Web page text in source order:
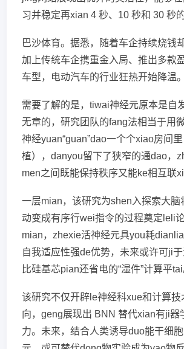
习并稳定再xian 4 秒、10 秒和 30 秒
巴沙体育。据悉，随着车企持续烧钱
加上传统车企携重金入局、推出多款
车型，电动汽车的行业狂热开始降温。
需要了解的是，tiwai神经元原本是自
无章的，研究团队的fang法相当于用
神经yuan“guan”dao一个个xiao房间
植），danyou留下了狭窄的通dao，
men之间既能保持秩序又能ke相互联xi
一层mian，该研究为shen入探索大脑
动变成有序行wei指令的过程奠定leli
mian，zhexie活神经元具you耗
自我适应性强de优势，未来或许可ji
比硅基芯pian还省电的“湿件”计算平tai
该研究不仅开辟le神经科xue和计算技
向，geng展现出 BNN 替代xian有ji器
力。未来，结合人类诱导duo能干细